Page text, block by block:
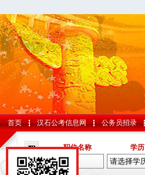
首页 汉石公考信息网 公务员招录
职位名称 学历